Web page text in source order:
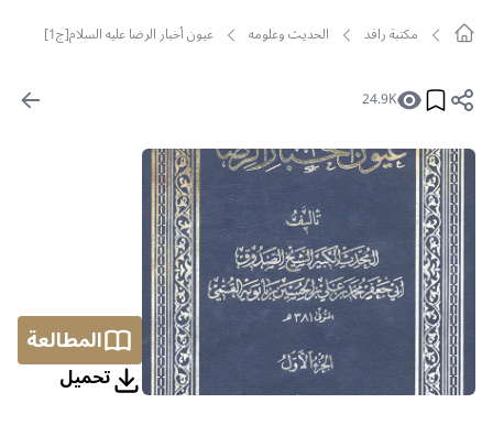
مکتبة رافد الحديث وعلومه عيون أخبار الرضا عليه السلام[ج1]
24.9K
المطالعة
تحمیل